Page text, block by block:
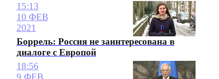
15:13
10 ФЕВ
2021
Боррель: Россия не заинтересована в
диалоге с Европой
18:56
9 ФЕВ